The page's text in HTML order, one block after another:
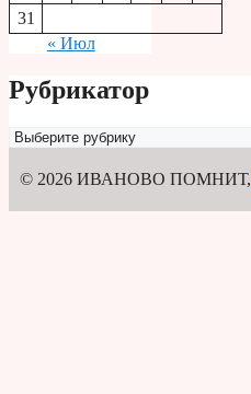
31
« Июл
Рубрикатор
Рубрикатор
© 2026 ИВАНОВО ПОМНИТ,